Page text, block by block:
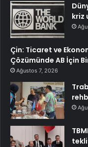
kriz
Çin: Ticaret ve
Çözümünde AB İçin
Ağustos 7, 2026